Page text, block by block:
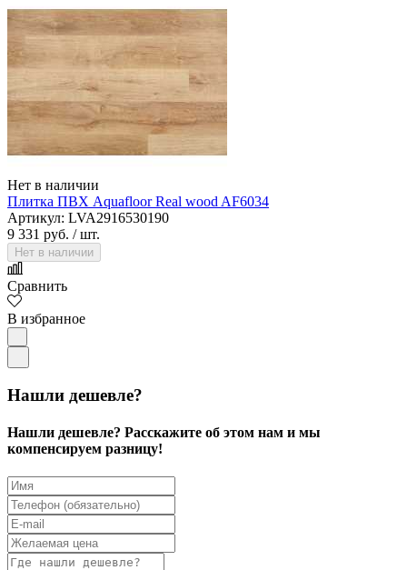
Нет в наличии
Плитка ПВХ Aquafloor Real wood AF6034
Артикул: LVA2916530190
9 331 руб. / шт.
Нет в наличии
Сравнить
В избранное
Нашли дешевле?
Нашли дешевле? Расскажите об этом нам и мы
компенсируем разницу!